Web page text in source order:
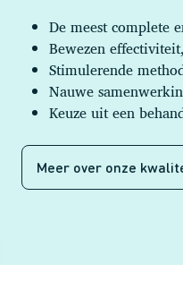
De meest complete
Bewezen
Stimulerende
Nauwe
Keuze uit een
Meer over onze